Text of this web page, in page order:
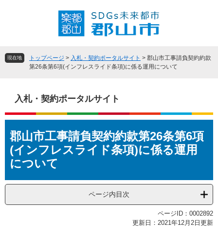
頭
飛
へ
現在地 トップページ > 入札・契約ポータルサイト > 郡山市工事請負契約約款
第26条第6項(インフレスライド条項)に係る運用について
入札・契約ポータルサイト
文郡山市工事請負契約約款第26条第6項
(インフレスライド条項)に係る運用
について
ページ内目次
ページID：0002892
更新日：2021年12月2日更新